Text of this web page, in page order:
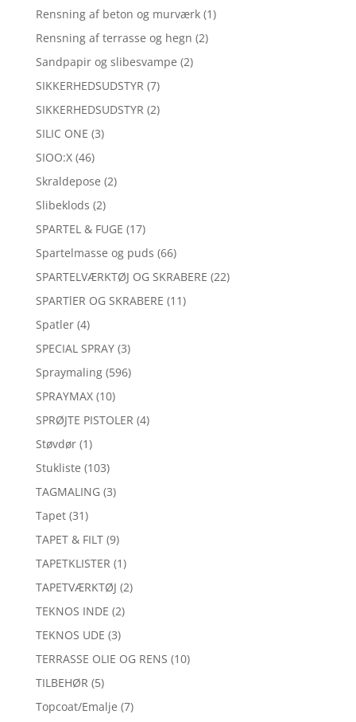
Rensning af beton og murværk (1)
Rensning af terrasse og hegn (2)
Sandpapir og slibesvampe (2)
SIKKERHEDSUDSTYR (7)
SIKKERHEDSUDSTYR (2)
SILIC ONE (3)
SIOO:X (46)
Skraldepose (2)
Slibeklods (2)
SPARTEL & FUGE (17)
Spartelmasse og puds (66)
SPARTELVÆRKTØJ OG SKRABERE (22)
SPARTlER OG SKRABERE (11)
Spatler (4)
SPECIAL SPRAY (3)
Spraymaling (596)
SPRAYMAX (10)
SPRØJTE PISTOLER (4)
Støvdør (1)
Stukliste (103)
TAGMALING (3)
Tapet (31)
TAPET & FILT (9)
TAPETKLISTER (1)
TAPETVÆRKTØJ (2)
TEKNOS INDE (2)
TEKNOS UDE (3)
TERRASSE OLIE OG RENS (10)
TILBEHØR (5)
Topcoat/Emalje (7)